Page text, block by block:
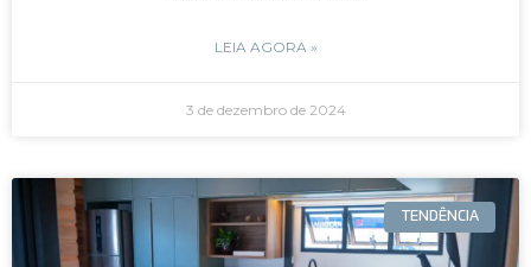
LEIA AGORA »
3 de dezembro de 2024
TENDÊNCIA